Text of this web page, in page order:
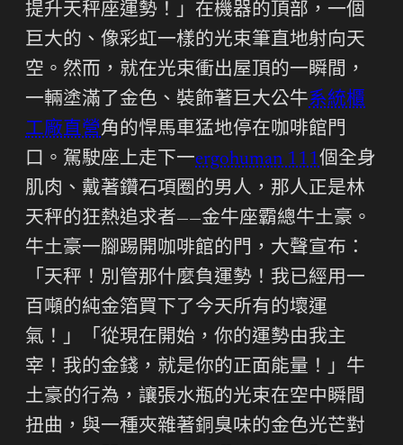
提升天秤座運勢！」在機器的頂部，一個
巨大的、像彩虹一樣的光束筆直地射向天
空。然而，就在光束衝出屋頂的一瞬間，
一輛塗滿了金色、裝飾著巨大公牛系統櫃
工廠直營角的悍馬車猛地停在咖啡館門
口。駕駛座上走下一ergohuman 111個全身
肌肉、戴著鑽石項圈的男人，那人正是林
天秤的狂熱追求者——金牛座霸總牛土豪。
牛土豪一腳踢開咖啡館的門，大聲宣布：
「天秤！別管那什麼負運勢！我已經用一
百噸的純金箔買下了今天所有的壞運
氣！」「從現在開始，你的運勢由我主
宰！我的金錢，就是你的正面能量！」牛
土豪的行為，讓張水瓶的光束在空中瞬間
扭曲，與一種夾雜著銅臭味的金色光芒對